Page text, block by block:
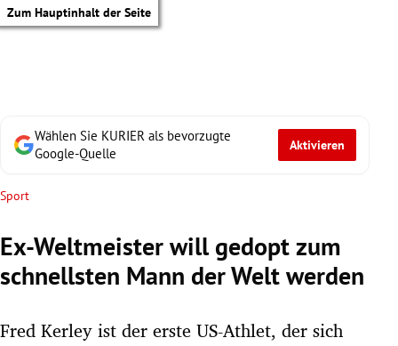
Zum Hauptinhalt der Seite
Wählen Sie KURIER als bevorzugte
Google-Quelle
Aktivieren
Sport
Ex-Weltmeister will gedopt zum
schnellsten Mann der Welt werden
Fred Kerley ist der erste US-Athlet, der sich